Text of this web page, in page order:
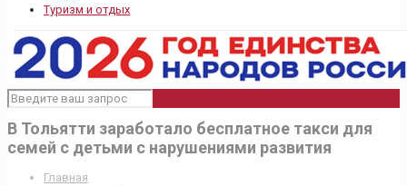
Туризм и отдых
В Тольятти заработало бесплатное такси для
семей с детьми с нарушениями развития
Главная